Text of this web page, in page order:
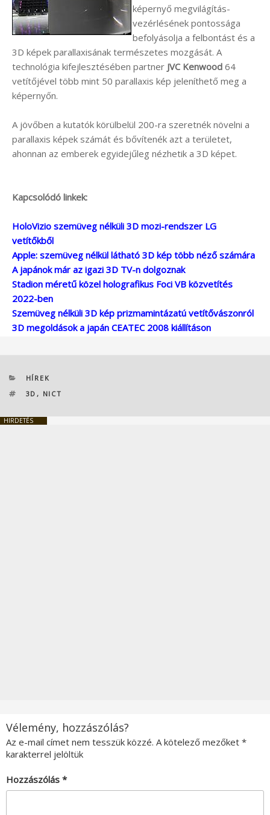
képernyő megvilágítás-
vezérlésének pontossága
befolyásolja a felbontást és a
3D képek parallaxisának természetes mozgását. A
technológia kifejlesztésében partner JVC Kenwood 64
vetítőjével több mint 50 parallaxis kép jeleníthető meg a
képernyőn.
A jövőben a kutatók körülbelül 200-ra szeretnék növelni a
parallaxis képek számát és bővítenék azt a területet,
ahonnan az emberek egyidejűleg nézhetik a 3D képet.
Kapcsolódó linkek:
HoloVizio szemüveg nélküli 3D mozi-rendszer LG
vetítőkből
Apple: szemüveg nélkül látható 3D kép több néző számára
A japánok már az igazi 3D TV-n dolgoznak
Stadion méretű közel holografikus Foci VB közvetítés
2022-ben
Szemüveg nélküli 3D kép prizmamintázatú vetítővászonról
3D megoldások a japán CEATEC 2008 kiállításon
KATEGÓRIÁK
HÍREK
CÍMKÉK
3D , NICT
HIRDETÉS
Vélemény, hozzászólás?
Az e-mail címet nem tesszük közzé. A kötelező mezőket *
karakterrel jelöltük
Hozzászólás *